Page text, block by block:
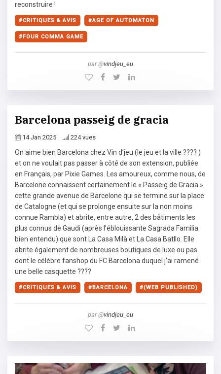
reconstruire !
CRITIQUES & AVIS AGE OF AUTOMATON
FOUR COMMA GAME
par @vindjeu_eu
Barcelona passeig de gracia
14 Jan 2025 224 vues
On aime bien Barcelona chez Vin d’jeu (le jeu et la ville ???? )
et on ne voulait pas passer à côté de son extension, publiée
en Français, par Pixie Games. Les amoureux, comme nous, de
Barcelone connaissent certainement le « Passeig de Gracia »
cette grande avenue de Barcelone qui se termine sur la place
de Catalogne (et qui se prolonge ensuite sur la non moins
connue Rambla) et abrite, entre autre, 2 des bâtiments les
plus connus de Gaudi (après l’éblouissante Sagrada Familia
bien entendu) que sont La Casa Milà et La Casa Batllo. Elle
abrite également de nombreuses boutiques de luxe ou pas
dont le célèbre fanshop du FC Barcelona duquel j’ai ramené
une belle casquette ????
CRITIQUES & AVIS BARCELONA (WEB PUBLISHED)
par @vindjeu_eu